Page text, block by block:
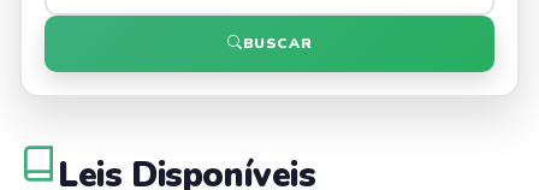
BUSCAR
Leis Disponíveis